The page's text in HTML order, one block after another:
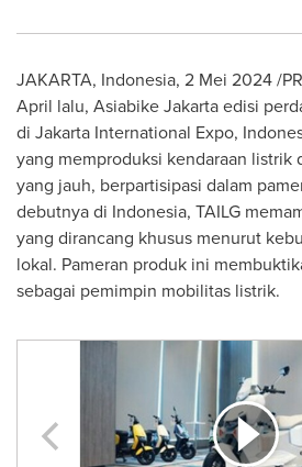
JAKARTA, Indonesia, 2 Mei 2024 /
April lalu, Asiabike Jakarta edisi
di Jakarta International Expo,
yang memproduksi kendaraan listrik
yang jauh, berpartisipasi dalam
debutnya di Indonesia, TAILG
yang dirancang khusus menurut
lokal. Pameran produk ini
sebagai pemimpin mobilitas listrik.